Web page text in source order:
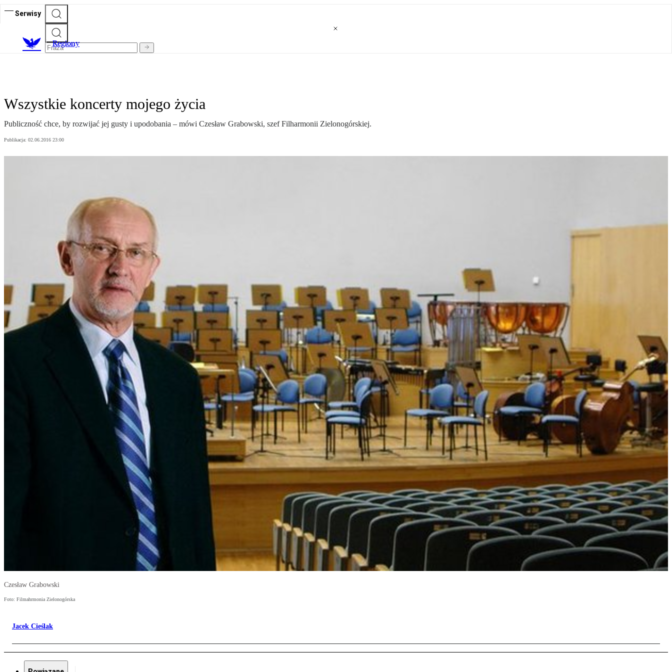
Serwisy
Regiony
Wszystkie koncerty mojego życia
Publiczność chce, by rozwijać jej gusty i upodobania – mówi Czesław Grabowski, szef Filharmonii Zielonogórskiej.
Publikacja: 02.06.2016 23:00
Czesław Grabowski
Foto: Filmahrmonia Zielonogórska
Jacek Cieślak